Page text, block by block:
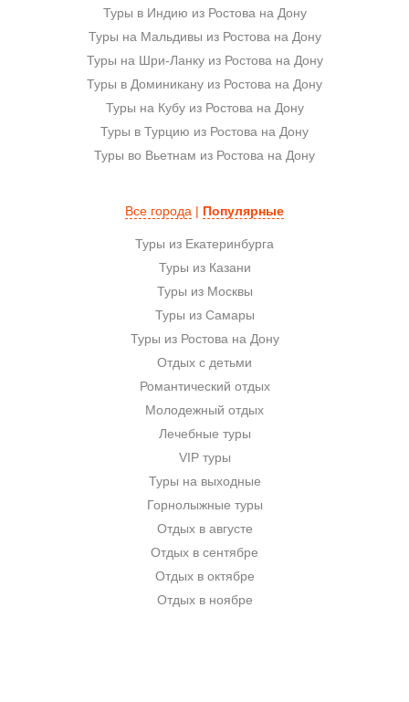
Туры в Индию из Ростова на Дону
Туры на Мальдивы из Ростова на Дону
Туры на Шри-Ланку из Ростова на Дону
Туры в Доминикану из Ростова на Дону
Туры на Кубу из Ростова на Дону
Туры в Турцию из Ростова на Дону
Туры во Вьетнам из Ростова на Дону
Все города | Популярные
Туры из Екатеринбурга
Туры из Казани
Туры из Москвы
Туры из Самары
Туры из Ростова на Дону
Отдых с детьми
Романтический отдых
Молодежный отдых
Лечебные туры
VIP туры
Туры на выходные
Горнолыжные туры
Отдых в августе
Отдых в сентябре
Отдых в октябре
Отдых в ноябре